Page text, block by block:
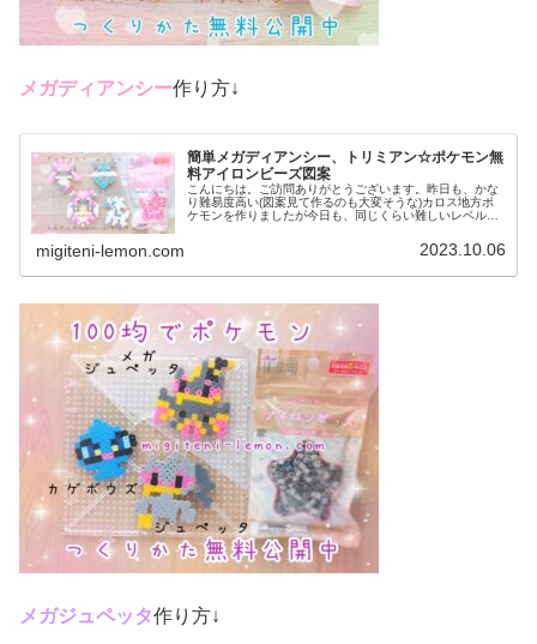
メガディアンシー作り方↓
簡単メガディアンシー、トリミアン☆ポケモン無
料アイロンビーズ図案
こんにちは。ご訪問ありがとうございます。昨日も、かな
り難易度高い(図案見て作るのも大変そうな)カロス地方ポ
ケモンを作りましたが今日も、同じくらい難しいレベルの
migiteni-lemon.com 2023.10.06
メガジュペッタ作り方↓